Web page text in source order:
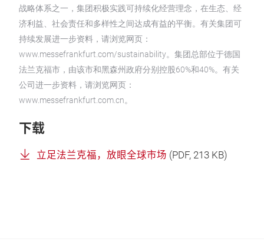
战略体系之一，集团积极实践可持续化经营理念，在生态、经
济利益、社会责任和多样性之间达成有益的平衡。有关集团可
持续发展进一步资料，请浏览网页：
www.messefrankfurt.com/sustainability。集团总部位于德国
法兰克福市，由该市和黑森州政府分别控股60%和40%。有关
公司进一步资料，请浏览网页：
www.messefrankfurt.com.cn。
下载
立足法兰克福，放眼全球市场 (PDF, 213 KB)